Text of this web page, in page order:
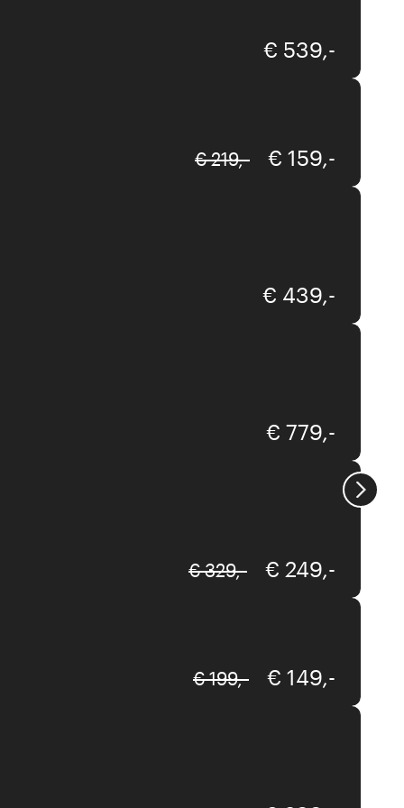
€ 539,-
Kare
€ 219,- € 159,-
Gutmann
€ 439,-
Akante
€ 779,-
Kare
€ 329,- € 249,-
Kare
€ 199,- € 149,-
Kare